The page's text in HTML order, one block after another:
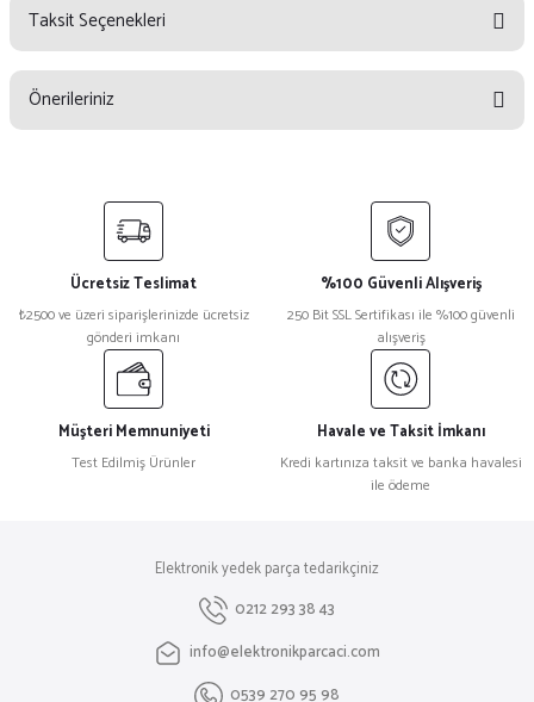
Yorum Yaz
Taksit Seçenekleri
Önerileriniz
yetersiz gördüğünüz noktaları öneri formunu kullanarak tarafımıza
Görüş ve önerileriniz için teşekkür ederiz.
Ürün resmi kalitesiz, bozuk veya görüntülenemiyor.
Ürün açıklamasında eksik bilgiler bulunuyor.
Ürün bilgilerinde hatalar bulunuyor.
Ürün fiyatı diğer sitelerden daha pahalı.
Bu ürüne benzer farklı alternatifler olmalı.
Gönder
Ücretsiz Teslimat
₺2500 ve üzeri siparişlerinizde ücretsiz
gönderi imkanı
%100 Güvenli Alışveriş
250 Bit SSL Sertifikası ile %100 güvenli
alışveriş
Müşteri Memnuniyeti
Test Edilmiş Ürünler
Havale ve Taksit İmkanı
Kredi kartınıza taksit ve banka havalesi
ile ödeme
Elektronik yedek parça tedarikçiniz
0212 293 38 43
info@elektronikparcaci.com
0539 270 95 98